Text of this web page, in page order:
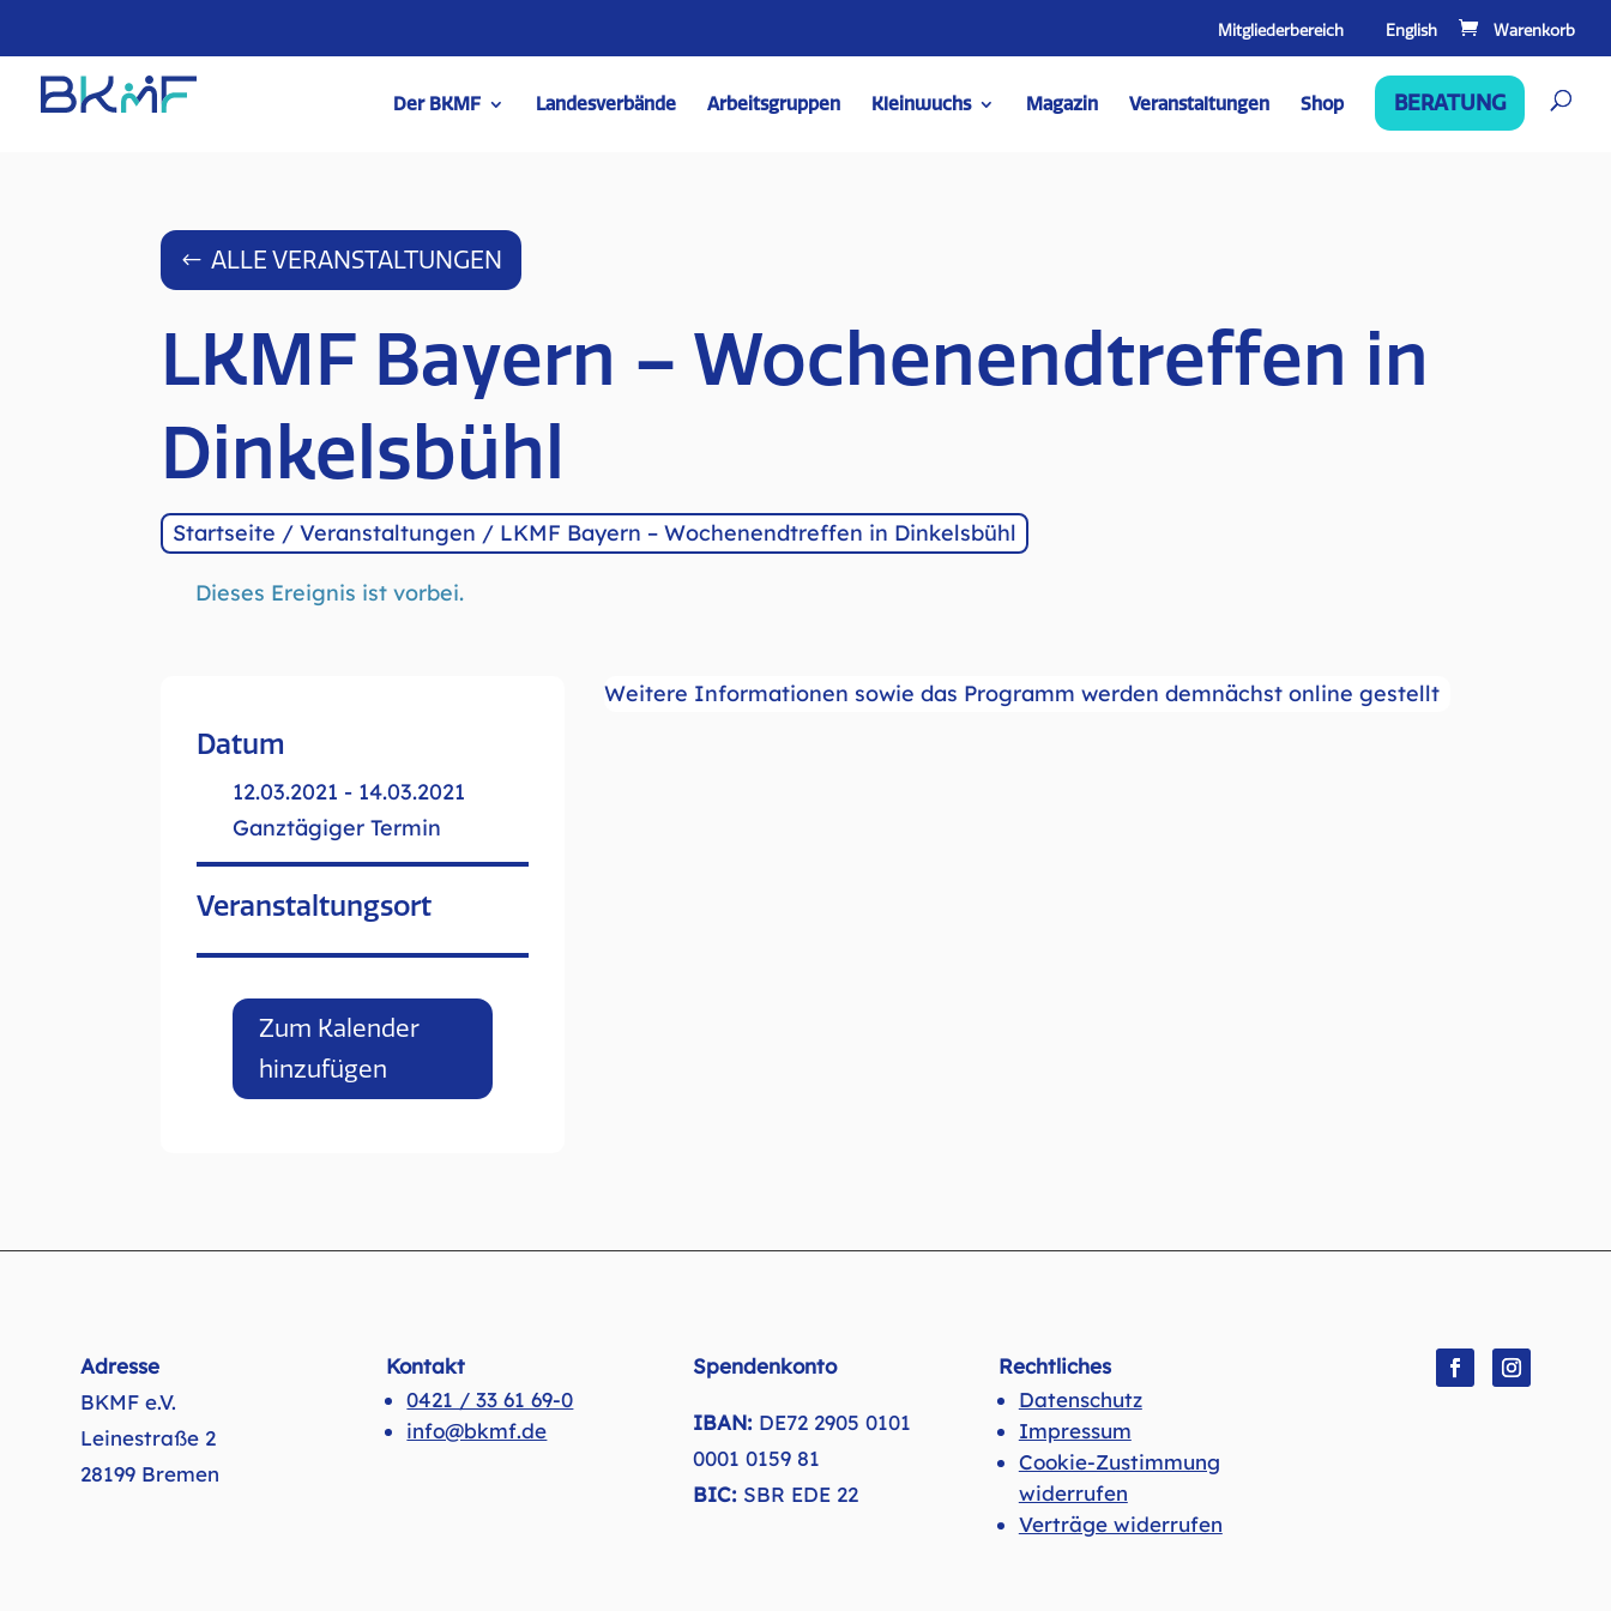
Mitgliederbereich English
Der BKMF Landesverbände Arbeitsgruppen Kleinwuchs Magazin Veranstaltungen Shop BERATUNG
ALLE VERANSTALTUNGEN
LKMF Bayern – Wochenendtreffen in
Dinkelsbühl
Startseite /Veranstaltungen / LKMF Bayern – Wochenendtreffen in Dinkelsbühl
Dieses Ereignis ist vorbei.
Datum
12.03.2021 - 14.03.2021
Ganztägiger Termin
Veranstaltungsort
Zum Kalender
hinzufügen
Weitere Informationen sowie das Programm werden demnächst online gestellt
Adresse
BKMF e.V.
Leinestraße 2
28199 Bremen
Kontakt
0421 / 33 61 69-0
info@bkmf.de
Spendenkonto
IBAN: DE72 2905 0101
0001 0159 81
BIC: SBR EDE 22
Rechtliches
Datenschutz
Impressum
Cookie-Zustimmung
widerrufen
Verträge widerrufen